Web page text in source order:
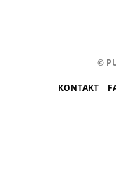
©
KONTAKT